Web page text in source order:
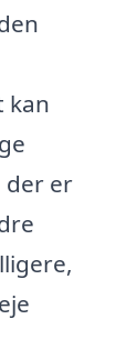
kan
der er